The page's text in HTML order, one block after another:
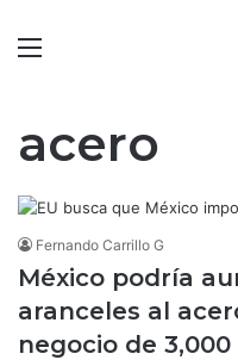
acero
Fernando Carrillo G
México podría
aranceles al
negocio de